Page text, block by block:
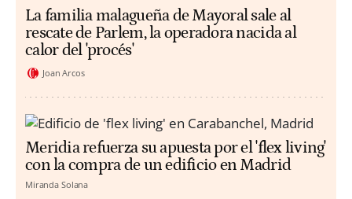
La familia malagueña de Mayoral sale al
rescate de Parlem, la operadora nacida al
calor del 'procés'
Joan Arcos
Meridia refuerza su apuesta por el 'flex living'
con la compra de un edificio en Madrid
Miranda Solana